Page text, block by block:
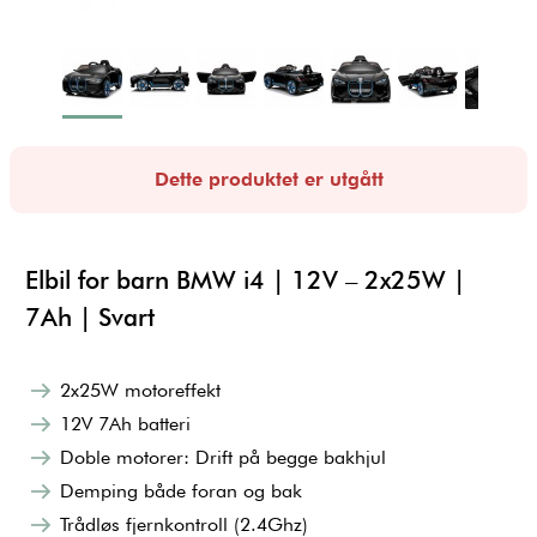
Dette produktet er utgått
Elbil for barn BMW i4 | 12V – 2x25W |
7Ah | Svart
2x25W motoreffekt
12V 7Ah batteri
Doble motorer: Drift på begge bakhjul
Demping både foran og bak
Trådløs fjernkontroll (2.4Ghz)